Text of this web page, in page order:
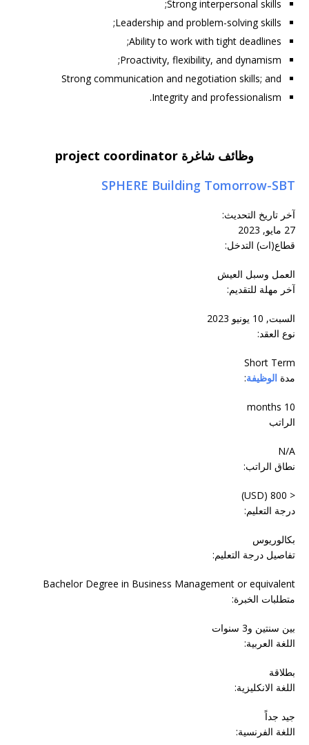
Strong interpersonal skills;
Leadership and problem-solving skills;
Ability to work with tight deadlines;
Proactivity, flexibility, and dynamism;
Strong communication and negotiation skills; and
Integrity and professionalism.
وظائف شاغرة project coordinator
SPHERE Building Tomorrow-SBT
آخر تاريخ التحديث:
27 مايو, 2023
قطاع(ات) التدخل:
العمل وسبل العيش
آخر مهلة للتقديم:
السبت, 10 يونيو 2023
نوع العقد:
Short Term
مدة الوظيفة:
10 months
الراتب
N/A
نطاق الراتب:
< 800 (USD)
درجة التعليم:
بكالوريوس
تفاصيل درجة التعليم:
Bachelor Degree in Business Management or equivalent
متطلبات الخبرة:
بين سنتين و3 سنوات
اللغة العربية:
بطلاقة
اللغة الانكليزية:
جيد جداً
اللغة الفرنسية: